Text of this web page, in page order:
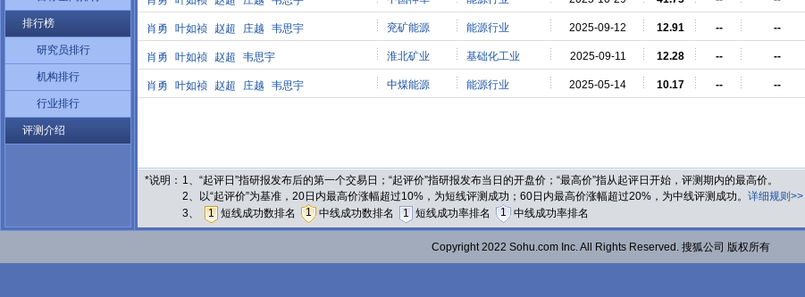
排行榜
研究员排行
机构排行
行业排行
评测介绍
肖勇 叶如祯 赵超 庄越 韦思宇 兖矿能源 能源行业 2025-09-12 12.91 -- --
肖勇 叶如祯 赵超 韦思宇 淮北矿业 基础化工业 2025-09-11 12.28 -- --
肖勇 叶如祯 赵超 庄越 韦思宇 中煤能源 能源行业 2025-05-14 10.17 -- --
*说明： 1、“起评日”指研报发布后的第一个交易日；“起评价”指研报发布当日的开盘价；“最高价”指从起评日开始，评测期内的最高价。
2、以“起评价”为基准，20日内最高价涨幅超过10%，为短线评测成功；60日内最高价涨幅超过20%，为中线评测成功。 详细规则>>
3、
1 短线成功数排名 1 中线成功数排名 1 短线成功率排名 1 中线成功率排名
Copyright 2022 Sohu.com Inc. All Rights Reserved. 搜狐公司 版权所有